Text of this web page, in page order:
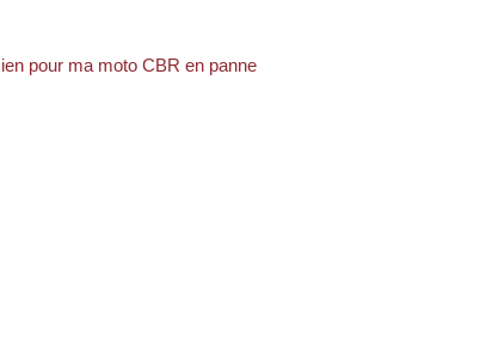
pour ma moto CBR en panne